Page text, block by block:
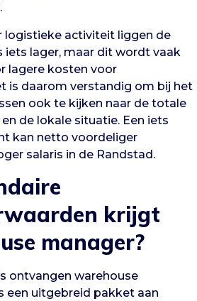
logistieke activiteit liggen de
iets lager, maar dit wordt vaak
lagere kosten voor
is daarom verstandig om bij het
ook te kijken naar de totale
de lokale situatie. Een iets
kan netto voordeliger
salaris in de Randstad.
krijgt
manager?
ontvangen warehouse
een uitgebreid pakket aan